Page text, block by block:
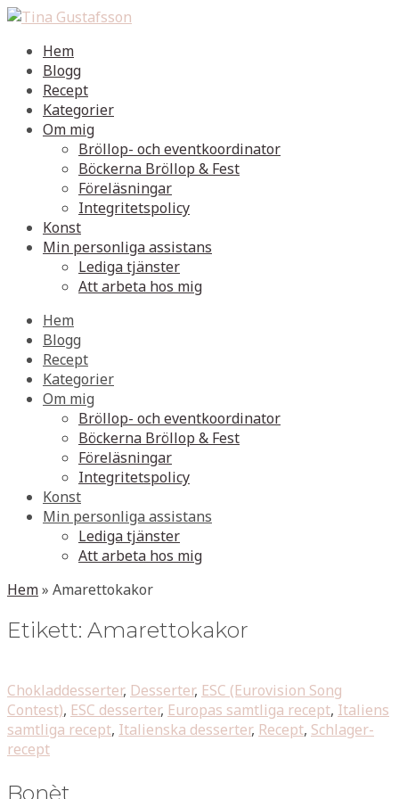
Hem
Blogg
Recept
Kategorier
Om mig
Bröllop- och eventkoordinator
Böckerna Bröllop & Fest
Föreläsningar
Integritetspolicy
Konst
Min personliga assistans
Lediga tjänster
Att arbeta hos mig
Hem
Blogg
Recept
Kategorier
Om mig
Bröllop- och eventkoordinator
Böckerna Bröllop & Fest
Föreläsningar
Integritetspolicy
Konst
Min personliga assistans
Lediga tjänster
Att arbeta hos mig
Hem» Amarettokakor
Etikett: Amarettokakor
Chokladdesserter, Desserter, ESC (Eurovision Song
Contest), ESC desserter, Europas samtliga recept, Italiens
samtliga recept, Italienska desserter, Recept, Schlager-
recept
Bonèt